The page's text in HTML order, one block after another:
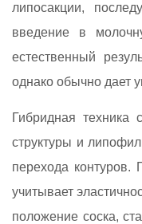
липосакции,
введение в
естественный
однако обычно дает
Гибридная техника
структуры и
перехода контуров.
учитывает
положение соска,